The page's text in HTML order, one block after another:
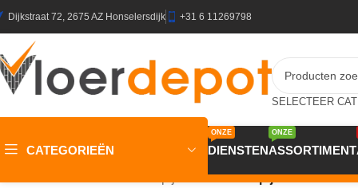
Dijkstraat 72, 2675 AZ Honselersdijk +31 6 11269798
CATEGORIEËN DIENSTEN
ONZE
ASSORTIMENT
ONZE
Trend 026 Tapijt DERBY